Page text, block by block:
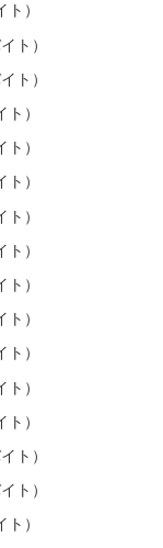
）
ト）
ト）
）
）
）
）
）
）
）
）
）
）
ト）
ト）
）